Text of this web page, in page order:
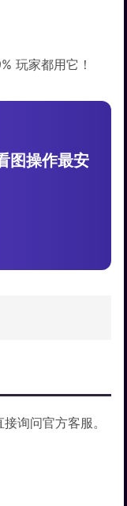
玩家都用它！
图操作最安
询问官方客服。